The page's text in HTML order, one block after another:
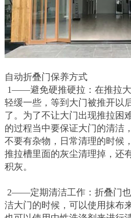
自动折叠门保养方式
1——避免硬推硬拉：在推拉
轻缓一些，等到大门被推开以
了。为了不让大门出现推拉困
的过程当中要保证大门的清洁
不要有杂物，日常清理的时候
推拉槽里面的灰尘清理掉，还
积灰。
2——定期清洁工作：折叠门
洁大门的时候，可以使用抹布